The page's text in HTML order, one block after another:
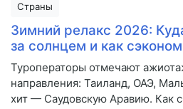
Страны
Зимний релакс 2026:
за солнцем и как
Туроператоры отмечают
направления: Таиланд, ОАЭ,
хит — Саудовскую Аравию. Как